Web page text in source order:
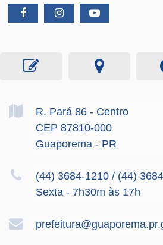
R. Pará 86 - Centro
CEP 87810-000
Guaporema - PR
(44) 3684-1210 / (44)
Sexta - 7h30m às 17h